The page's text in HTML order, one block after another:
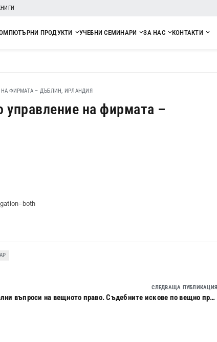
ПРОДУКТИ УЧЕБНИ СЕМИНАРИ ЗА НАС КОНТАКТИ
НА ФИРМАТА – ДЪБЛИН, ИРЛАНДИЯ
управление на фирмата –
СЛЕДВАЩА ПУБЛИКАЦИЯ
Актуални въпроси на вещното право. Съдебните искове по вещно право според практиката на ВКС – Мароко